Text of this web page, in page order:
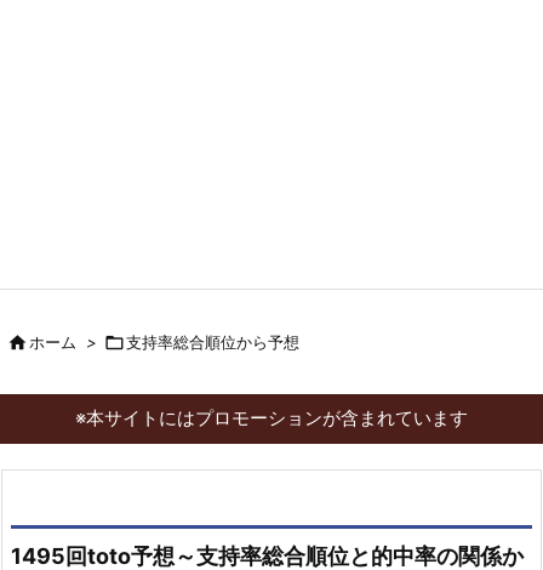
ホーム > 支持率総合順位から予想
※本サイトにはプロモーションが含まれています
1495回toto予想～支持率総合順位と的中率の関係か